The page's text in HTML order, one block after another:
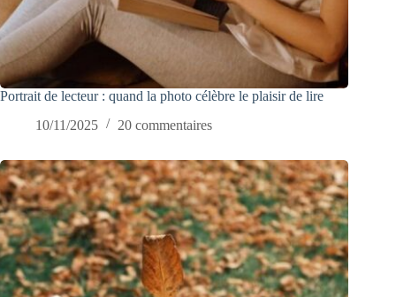
Portrait de lecteur : quand la photo célèbre le plaisir de lire
10/11/2025
20 commentaires